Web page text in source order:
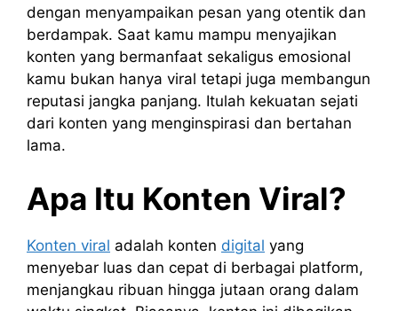
dengan menyampaikan pesan yang otentik dan
berdampak. Saat kamu mampu menyajikan
konten yang bermanfaat sekaligus emosional
kamu bukan hanya viral tetapi juga membangun
reputasi jangka panjang. Itulah kekuatan sejati
dari konten yang menginspirasi dan bertahan
lama.
Apa Itu Konten Viral?
Konten viral adalah konten digital yang
menyebar luas dan cepat di berbagai platform,
menjangkau ribuan hingga jutaan orang dalam